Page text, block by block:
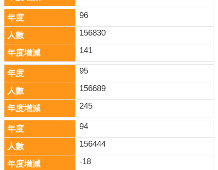
96
156830
141
95
156689
245
94
156444
-18